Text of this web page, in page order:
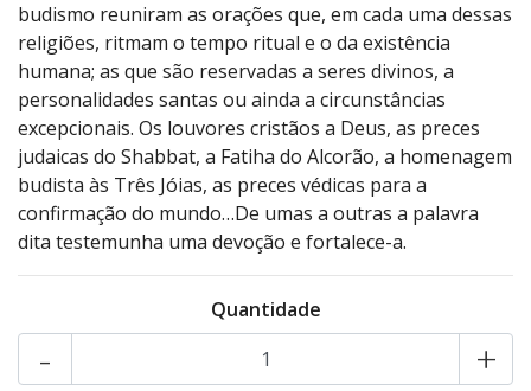
budismo reuniram as orações que, em cada uma dessas
religiões, ritmam o tempo ritual e o da existência
humana; as que são reservadas a seres divinos, a
personalidades santas ou ainda a circunstâncias
excepcionais. Os louvores cristãos a Deus, as preces
judaicas do Shabbat, a Fatiha do Alcorão, a homenagem
budista às Três Jóias, as preces védicas para a
confirmação do mundo…De umas a outras a palavra
dita testemunha uma devoção e fortalece-a.
Quantidade
+
-